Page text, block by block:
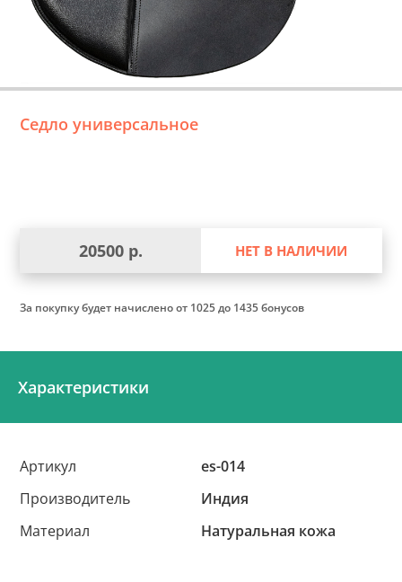
Седло универсальное
20500 р. НЕТ В НАЛИЧИИ
За покупку будет начисленоот 1025 до 1435 бонусов
Характеристики
Артикул
es-014
Производитель
Индия
Материал
Натуральная кожа